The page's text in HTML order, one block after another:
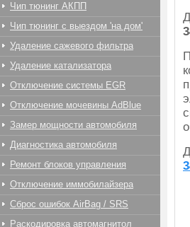
Чип тюнинг АКПП
Чип тюнинг с выездом 'на дом'
Удаление сажевого фильтра
Удаление катализатора
Отключение системы EGR
Отключение мочевины AdBlue
Замер мощности автомобиля
Диагностика автомобиля
Ремонт блоков управления
Отключение иммобилайзера
Сброс ошибок AirBag / SRS
Раскодировка автомагнитол